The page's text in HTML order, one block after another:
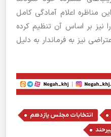
مناظره اعلام آمادگی کامل
نیز بر اساس آن تنظیم کرده
نیز به فرماندار به دلیل
, انتخابات مجلس یازدهم